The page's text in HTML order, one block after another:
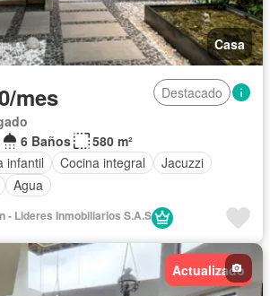
Casa
mes
Destacado
6 Baños
580 m²
infantil Cocina integral
Jacuzzi
Agua
- Lideres Inmobiliarios S.A.S
Actualizado